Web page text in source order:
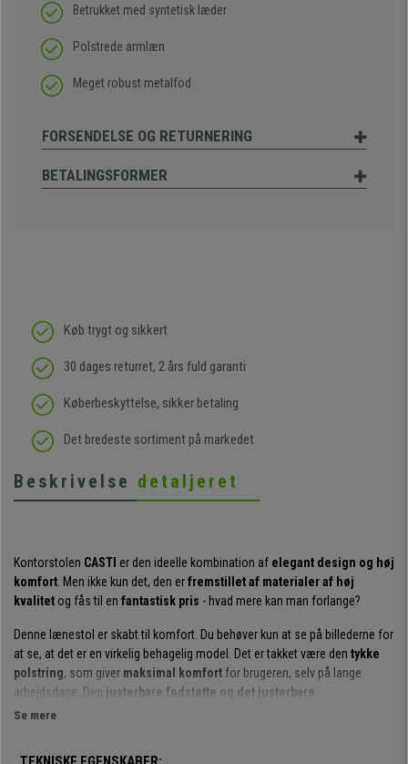
Betrukket med syntetisk læder
Polstrede armlæn
Meget robust metalfod
FORSENDELSE OG RETURNERING
BETALINGSFORMER
Køb trygt og sikkert
30 dages returret, 2 års fuld garanti
Køberbeskyttelse, sikker betaling
Det bredeste sortiment på markedet
Beskrivelse detaljeret
Kontorstolen CASTI er den ideelle kombination af elegant design og høj
komfort . Men ikke kun det, den erfremstillet af materialer af høj
kvalitet og fås til en fantastisk pris - hvad mere kan man forlange?
Denne lænestol er skabt til komfort. Du behøver kun at se på billederne for
at se, at det er en virkelig behagelig model. Det er takket være den tykke
polstring, som giver maksimal komfort for brugeren, selv på lange
arbejdsdage. Den justerbare fodstøtte og det justerbare
ryglænopfordrer dig til at tage en kort pause, mens du arbejder i en
Se mere